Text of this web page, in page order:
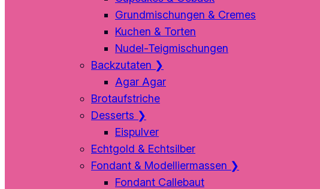
Grundmischungen & Cremes
Kuchen & Torten
Nudel-Teigmischungen
Backzutaten ❯
Agar Agar
Brotaufstriche
Desserts ❯
Eispulver
Echtgold & Echtsilber
Fondant & Modelliermassen ❯
Fondant Callebaut